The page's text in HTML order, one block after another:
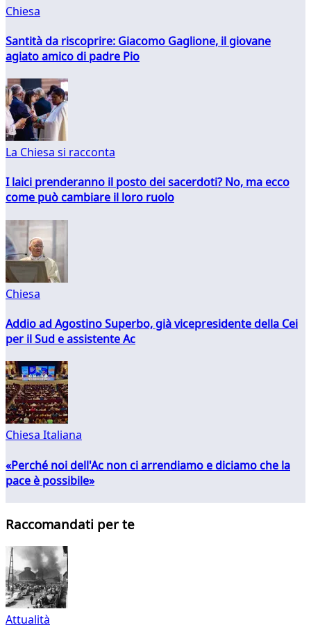
Chiesa
Santità da riscoprire: Giacomo Gaglione, il giovane
agiato amico di padre Pio
La Chiesa si racconta
I laici prenderanno il posto dei sacerdoti? No, ma ecco
come può cambiare il loro ruolo
Chiesa
Addio ad Agostino Superbo, già vicepresidente della Cei
per il Sud e assistente Ac
Chiesa Italiana
«Perché noi dell'Ac non ci arrendiamo e diciamo che la
pace è possibile»
Raccomandati per te
Attualità